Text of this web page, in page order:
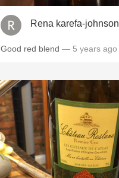
Rena karefa-johnson
Good red blend — 5 years ago